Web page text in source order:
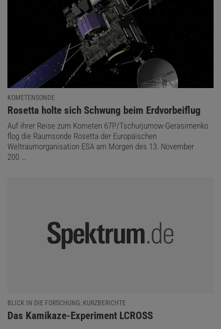
KOMETENSONDE
:
Rosetta holte sich Schwung beim Erdvorbeiflug
Auf ihrer Reise zum Kometen 67P/Tschurjumow-Gerasimenko
flog die Raumsonde Rosetta der Europäischen
Weltraumorganisation ESA am Morgen des 13. November
200 …
BLICK IN DIE FORSCHUNG: KURZBERICHTE
:
Das Kamikaze-Experiment LCROSS